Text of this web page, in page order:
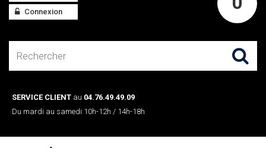
Connexion
SERVICE CLIENT au 04.76.49.49.09
Du mardi au samedi 10h-12h / 14h-18h